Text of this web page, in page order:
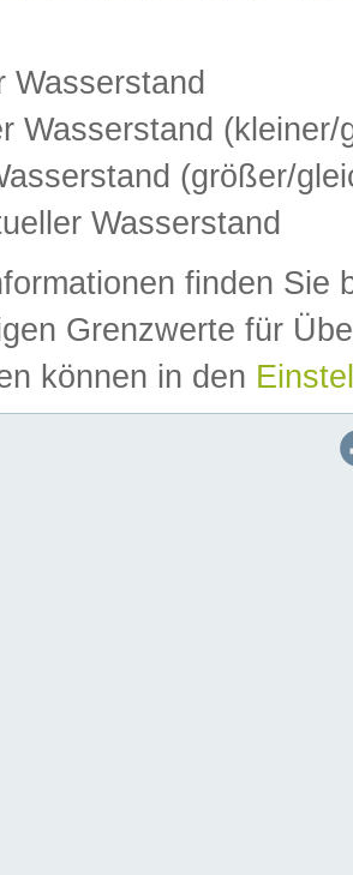
Wasserstand
Wasserstand (kleiner/
(größer/
Wasserstand
finden Sie
Grenzwerte für
können in den